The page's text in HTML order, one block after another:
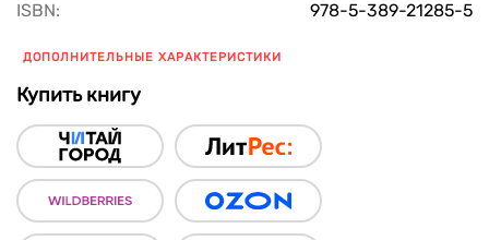
ISBN: 978-5-389-21285-5
ДОПОЛНИТЕЛЬНЫЕ ХАРАКТЕРИСТИКИ
Купить книгу